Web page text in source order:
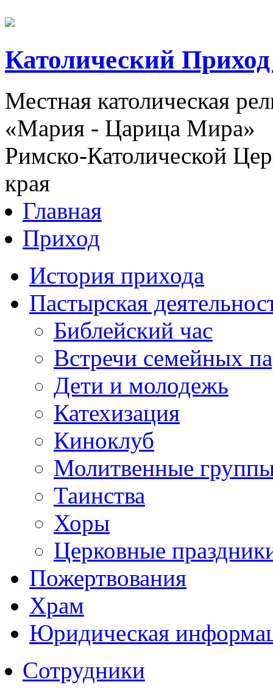
Католический
Местная католическая
«Мария - Царица Мира»
Римско-Католической
края
Главная
Приход
История прихода
Пастырская
Библейский час
Встречи семейных
Дети и молодежь
Катехизация
Киноклуб
Молитвенные
Таинства
Хоры
Церковные
Пожертвования
Храм
Юридическая
Сотрудники